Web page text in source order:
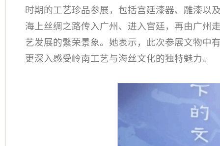
时期的工艺珍品参展，包括宫廷漆器、雕漆以
海上丝绸之路传入广州、进入宫廷，再由广州
艺发展的繁荣景象。她表示，此次参展文物中
更深入感受岭南工艺与海丝文化的独特魅力。